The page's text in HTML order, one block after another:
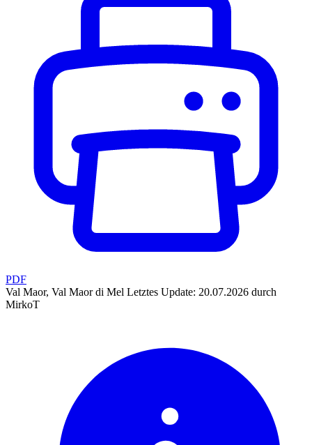
PDF
Val Maor, Val Maor di Mel Letztes Update: 20.07.2026 durch
MirkoT